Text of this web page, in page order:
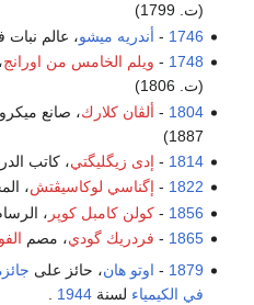
(ت. 1799)
1746
- أندريه ميشو، عالم نبات
1748
- ويلم الخامس من اورانج،
(ت. 1806)
1804
- ألڤان كلارك، صانع
1887)
1814
- إدى زيگليگتي، كاتب
1822
- إگناسي لوكاسيڤتش،
1856
-كولن كامبل كوپر ،
1865
- فردريك گودي، مصم
1879
- اوتو هان، حائز على
في الكيمياء لسنة1944